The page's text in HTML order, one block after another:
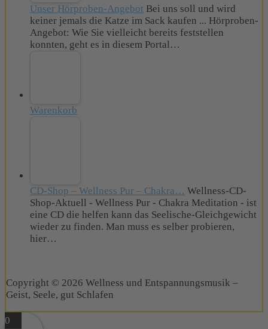
Unser Hörproben-Angebot Bei uns soll und wird
keiner jemals die Katze im Sack kaufen ... Hörproben-
Angebot: Wie Sie vielleicht bereits feststellen
konnten, geht es in diesem Portal…
Warenkorb
CD-Shop – Wellness Pur – Chakra… Wellness-CD-
Shop-Aktuell - Wellness Pur - Chakra Meditation - ist
eine CD die helfen kann das Seelische-Gleichgewicht
wieder zu finden. Man muss es selber probieren,
hier…
Copyright © 2026 Wellness und Entspannungsmusik –
Geist, Seele, gut Schlafen
0